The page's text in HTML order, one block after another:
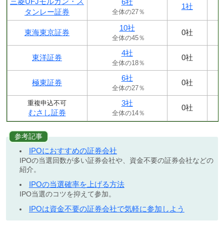
タンレー証券
6社
全体の27％
1社
東海東京証券
10社
全体の45％
0社
東洋証券
4社
全体の18％
0社
極東証券
6社
全体の27％
0社
重複申込不可
むさし証券
3社
全体の14％
0社
参考記事
IPOにおすすめの証券会社
IPOの当選回数が多い証券会社や、資金不要の証券会社などの
紹介。
IPOの当選確率を上げる方法
IPO当選のコツを抑えて参加。
IPOは資金不要の証券会社で気軽に参加しよう